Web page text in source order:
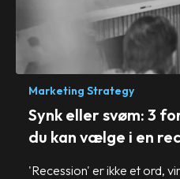
Marketing Strategy
Synk eller svøm: 3
du kan vælge i en
'Recession' er ikke et ord,